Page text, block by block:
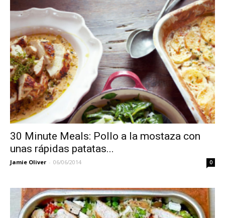
30 Minute Meals: Pollo a la mostaza con
unas rápidas patatas...
Jamie Oliver - 06/06/2014 0